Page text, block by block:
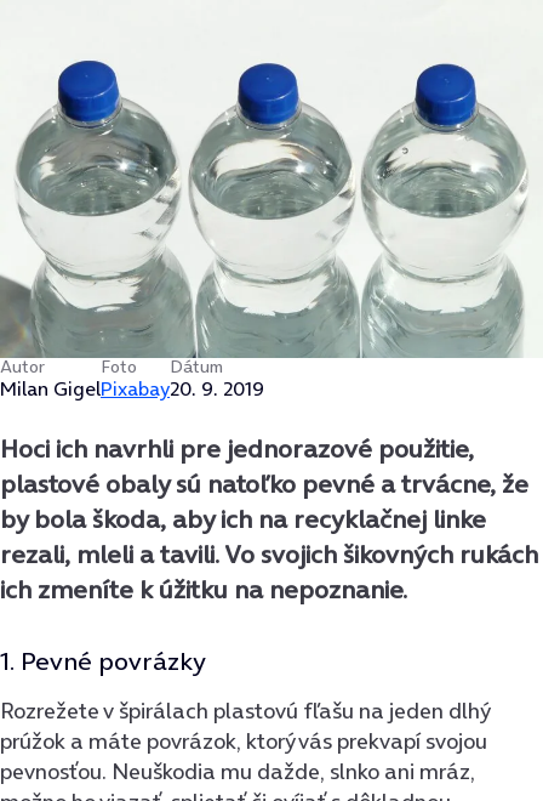
Autor
Milan Gigel
Foto
Pixabay
Dátum
20. 9. 2019
Hoci ich navrhli pre jednorazové použitie,
plastové obaly sú natoľko pevné a trvácne, že
by bola škoda, aby ich na recyklačnej linke
rezali, mleli a tavili. Vo svojich šikovných rukách
ich zmeníte k úžitku na nepoznanie.
1. Pevné povrázky
Rozrežete v špirálach plastovú fľašu na jeden dlhý
prúžok a máte povrázok, ktorý vás prekvapí svojou
pevnosťou. Neuškodia mu dažde, slnko ani mráz,